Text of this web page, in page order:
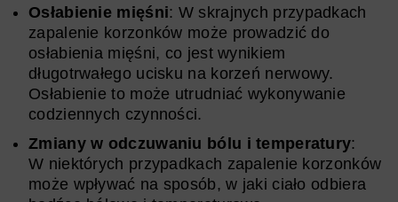
Osłabienie mięśni: W skrajnych przypadkach
zapalenie korzonków może prowadzić do
osłabienia mięśni, co jest wynikiem
długotrwałego ucisku na korzeń nerwowy.
Osłabienie to może utrudniać wykonywanie
codziennych czynności.
Zmiany w odczuwaniu bólu i temperatury:
W niektórych przypadkach zapalenie korzonków
może wpływać na sposób, w jaki ciało odbiera